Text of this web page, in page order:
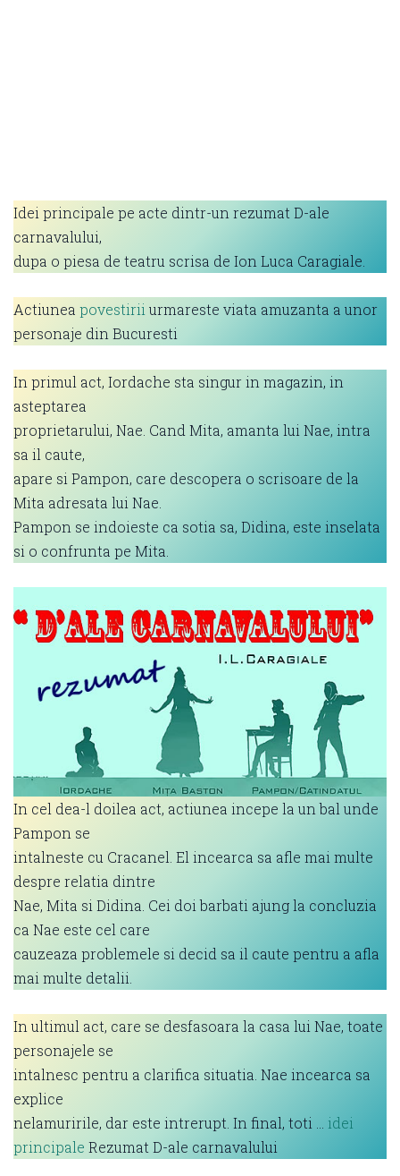
Idei principale pe acte dintr-un rezumat D-ale
carnavalului,
dupa o piesa de teatru scrisa de Ion Luca Caragiale.
Actiunea povestirii urmareste viata amuzanta a unor
personaje din Bucuresti
In primul act, Iordache sta singur in magazin, in
asteptarea
proprietarului, Nae. Cand Mita, amanta lui Nae, intra
sa il caute,
apare si Pampon, care descopera o scrisoare de la
Mita adresata lui Nae.
Pampon se indoieste ca sotia sa, Didina, este inselata
si o confrunta pe Mita.
In cel dea-l doilea act, actiunea incepe la un bal unde
Pampon se
intalneste cu Cracanel. El incearca sa afle mai multe
despre relatia dintre
Nae, Mita si Didina. Cei doi barbati ajung la concluzia
ca Nae este cel care
cauzeaza problemele si decid sa il caute pentru a afla
mai multe detalii.
In ultimul act, care se desfasoara la casa lui Nae, toate
personajele se
intalnesc pentru a clarifica situatia. Nae incearca sa
explice
nelamuririle, dar este intrerupt. In final, toti … idei
principale Rezumat D-ale carnavalului